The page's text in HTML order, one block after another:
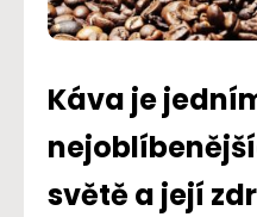
Káva je
světě a její